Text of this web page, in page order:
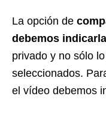
La opción de
debemos indicarla
privado y no sólo
seleccionados.
el vídeo debemos